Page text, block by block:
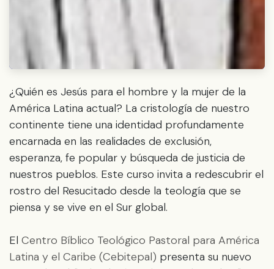
¿Quién es Jesús para el hombre y la mujer de la
América Latina actual? La cristología de nuestro
continente tiene una identidad profundamente
encarnada en las realidades de exclusión,
esperanza, fe popular y búsqueda de justicia de
nuestros pueblos. Este curso invita a redescubrir el
rostro del Resucitado desde la teología que se
piensa y se vive en el Sur global.
El Centro Bíblico Teológico Pastoral para América
Latina y el Caribe (Cebitepal) presenta su nuevo